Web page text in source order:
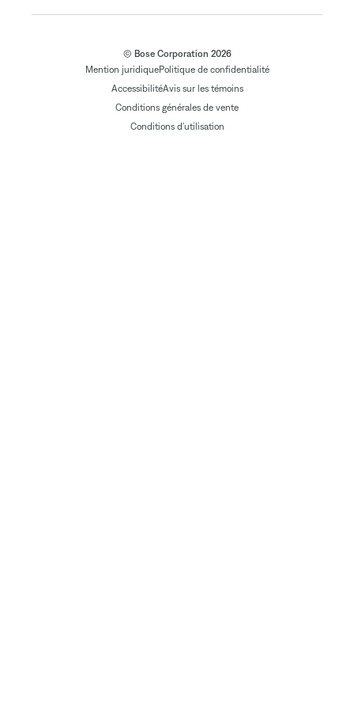
© Bose Corporation 2026
Mention juridiquePolitique de confidentialité
AccessibilitéAvis sur les témoins
Conditions générales de vente
Conditions d'utilisation